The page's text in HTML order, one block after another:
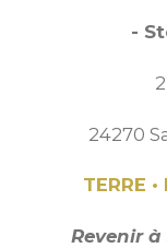
-
24270
TERRE
Revenir à